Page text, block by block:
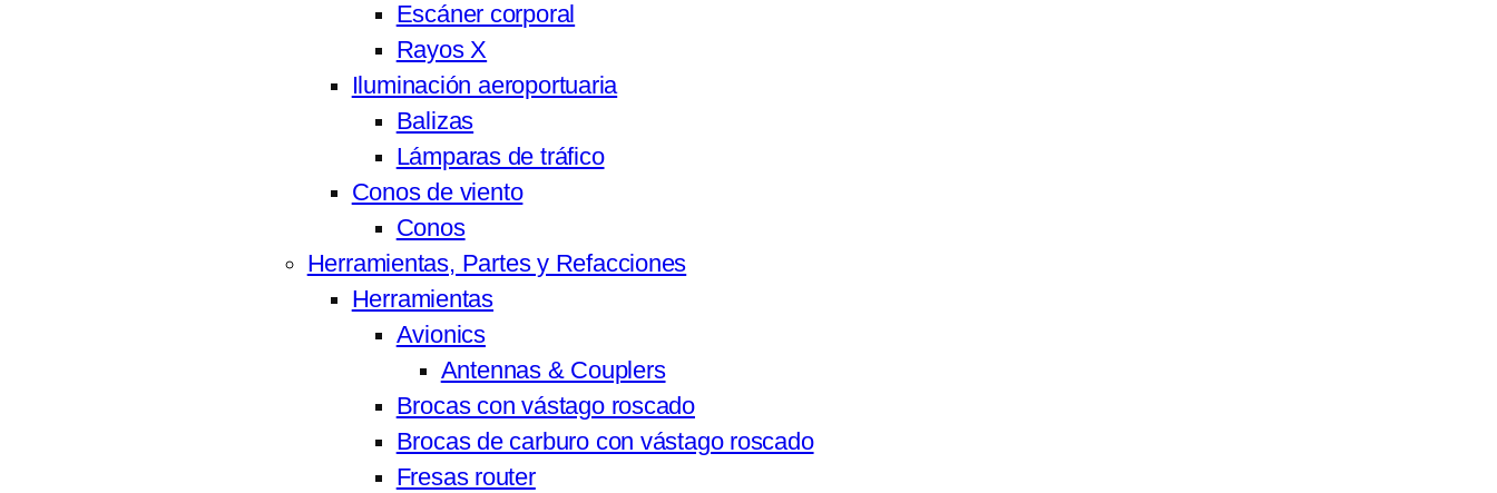
Escáner corporal
Rayos X
Iluminación aeroportuaria
Balizas
Lámparas de tráfico
Conos de viento
Conos
Herramientas, Partes y Refacciones
Herramientas
Avionics
Antennas & Couplers
Brocas con vástago roscado
Brocas de carburo con vástago roscado
Fresas router